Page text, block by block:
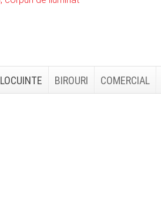
LOCUINTE BIROURI COMERCIAL